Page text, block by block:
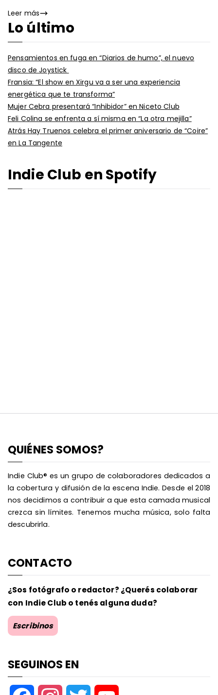
Leer más
Lo último
Pensamientos en fuga en “Diarios de humo”, el nuevo
disco de Joystick
Fransia: “El show en Xirgu va a ser una experiencia
energética que te transforma”
Mujer Cebra presentará “Inhibidor” en Niceto Club
Feli Colina se enfrenta a sí misma en “La otra mejilla”
Atrás Hay Truenos celebra el primer aniversario de “Coire”
en La Tangente
Indie Club en Spotify
QUIÉNES SOMOS?
Indie Club® es un grupo de colaboradores dedicados a
la cobertura y difusión de la escena Indie. Desde el 2018
nos decidimos a contribuir a que esta camada musical
crezca sin límites. Tenemos mucha música, solo falta
descubrirla.
CONTACTO
¿Sos fotógrafo o redactor? ¿Querés colaborar
con Indie Club o tenés alguna duda?
Escribinos
SEGUINOS EN